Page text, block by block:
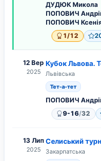
ДУДЮК Микола
ПОПОВИЧ
ПОПОВИЧ
1/12
12 Вер
2025
Кубок Львова.
Львівська
Тет-а-тет
ПОПОВИЧ
9-16/32
13 Лип
2025
Селиський
Закарпатська